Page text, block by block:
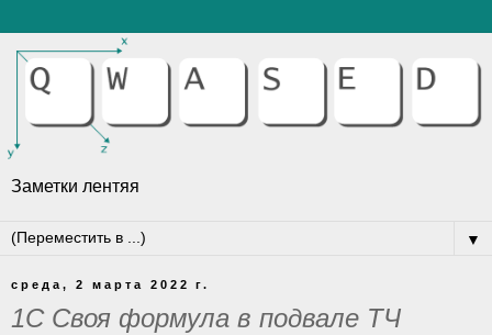
Заметки лентяя
▼
среда, 2 марта 2022 г.
1С Своя формула в подвале ТЧ